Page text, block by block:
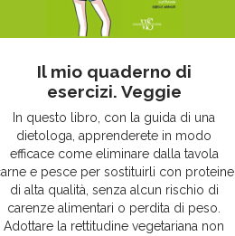
Il mio quaderno di
esercizi. Veggie
In questo libro, con la guida di una
dietologa, apprenderete in modo
efficace come eliminare dalla tavola
e pesce per sostituirli con proteine
di alta qualità, senza alcun rischio di
carenze alimentari o perdita di peso.
Adottare la rettitudine vegetariana non